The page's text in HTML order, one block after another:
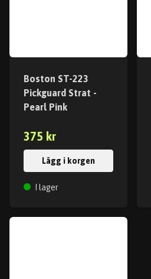
Boston ST-223
Pickguard Strat -
Pearl Pink
375 kr
Lägg i korgen
I lager